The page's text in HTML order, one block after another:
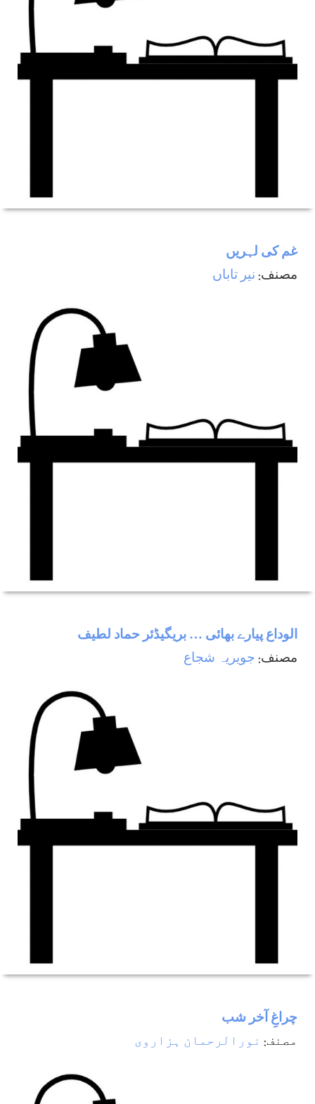
غم كی لہريں
مصنف: نير تاباں
الوداع پیارے بھائی … بریگیڈئر حماد لطیف
مصنف: جويريہ شجاع
چراغِ آخر شب
مصنف: نورالرحمان ہزاروی